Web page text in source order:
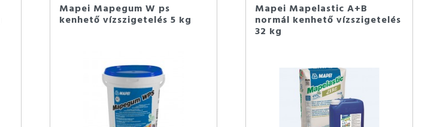
Mapei Mapegum W ps
kenhető vízszigetelés 5 kg
Mapei Mapelastic A+B
normál kenhető vízszigetelés
32 kg